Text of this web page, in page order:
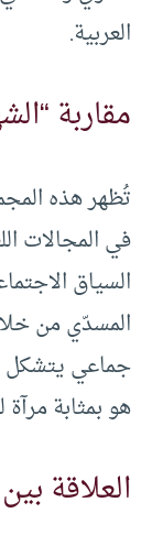
العربية.
مقاربة
تُظهر هذه
في المجالات
السياق
المسدّي من
جماعي يتشكل
هو بمثابة
العلاقة